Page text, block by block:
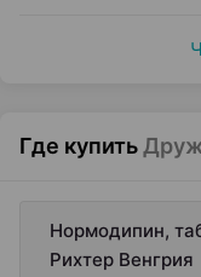
Где купить
Нормодипин,
Рихтер Венгрия